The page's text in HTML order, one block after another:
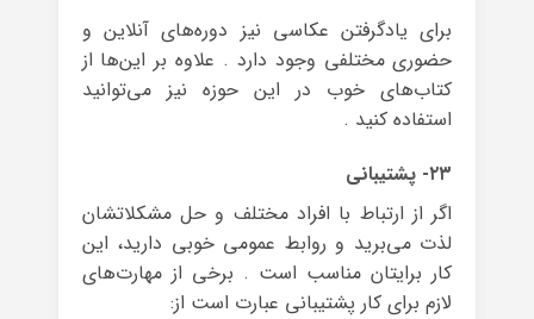
برای یادگرفتن عکاسی نیز دوره‌های آنلاین و
حضوری مختلفی وجود دارد . علاوه بر این‌ها از
کتاب‌های خوب در این حوزه نیز می‌توانید
استفاده کنید .
۲۳- پشتیبانی
اگر از ارتباط با افراد مختلف و حل مشکلاتشان
لذت می‌برید و روابط عمومی خوبی دارید، این
کار برایتان مناسب است . برخی از مهارت‌های
لازم برای کار پشتیبانی عبارت است از: